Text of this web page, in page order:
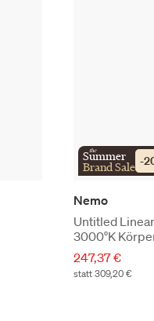
the
Summer
Brand Sale -
Nemo
Untitled
3000°K
247,37 €
statt 309,20 €